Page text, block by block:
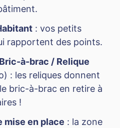
: vos petits
rapportent des points.
à-brac / Relique
: les reliques donnent
bric-à-brac en retire à
!
mise en place : la zone